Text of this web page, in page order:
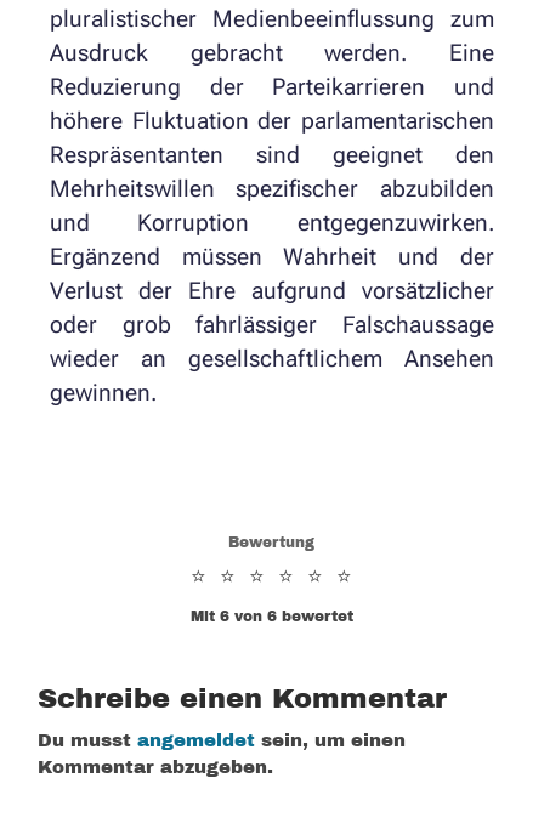
pluralistischer Medienbeeinflussung zum
Ausdruck gebracht werden. Eine
Reduzierung der Parteikarrieren und
höhere Fluktuation der parlamentarischen
Respräsentanten sind geeignet den
Mehrheitswillen spezifischer abzubilden
und Korruption entgegenzuwirken.
Ergänzend müssen Wahrheit und der
Verlust der Ehre aufgrund vorsätzlicher
oder grob fahrlässiger Falschaussage
wieder an gesellschaftlichem Ansehen
gewinnen.
Schreibe einen Kommentar
Du musstangemeldet sein, um einen
Kommentar abzugeben.